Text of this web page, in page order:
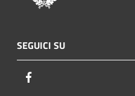
SEGUICI SU